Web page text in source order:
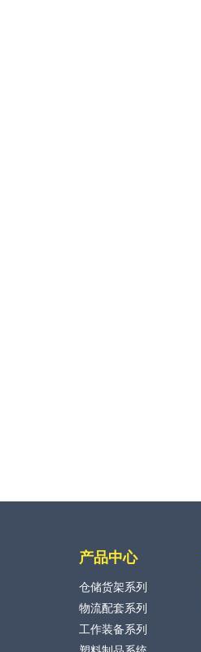
产品中心
仓储货架系列
物流配套系列
工作装备系列